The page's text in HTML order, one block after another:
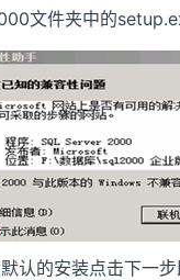
文件夹中的
认的安装点击下一